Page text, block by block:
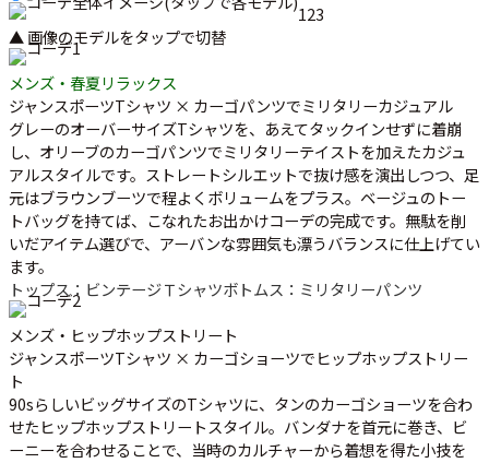
123
▲ 画像のモデルをタップで切替
メンズ・春夏リラックス
ジャンスポーツTシャツ × カーゴパンツでミリタリーカジュアル
グレーのオーバーサイズTシャツを、あえてタックインせずに着崩
し、オリーブのカーゴパンツでミリタリーテイストを加えたカジュ
アルスタイルです。ストレートシルエットで抜け感を演出しつつ、足
元はブラウンブーツで程よくボリュームをプラス。ベージュのトー
トバッグを持てば、こなれたお出かけコーデの完成です。無駄を削
いだアイテム選びで、アーバンな雰囲気も漂うバランスに仕上げてい
ます。
トップス：ビンテージＴシャツボトムス：ミリタリーパンツ
メンズ・ヒップホップストリート
ジャンスポーツTシャツ × カーゴショーツでヒップホップストリー
ト
90sらしいビッグサイズのTシャツに、タンのカーゴショーツを合わ
せたヒップホップストリートスタイル。バンダナを首元に巻き、ビ
ーニーを合わせることで、当時のカルチャーから着想を得た小技を